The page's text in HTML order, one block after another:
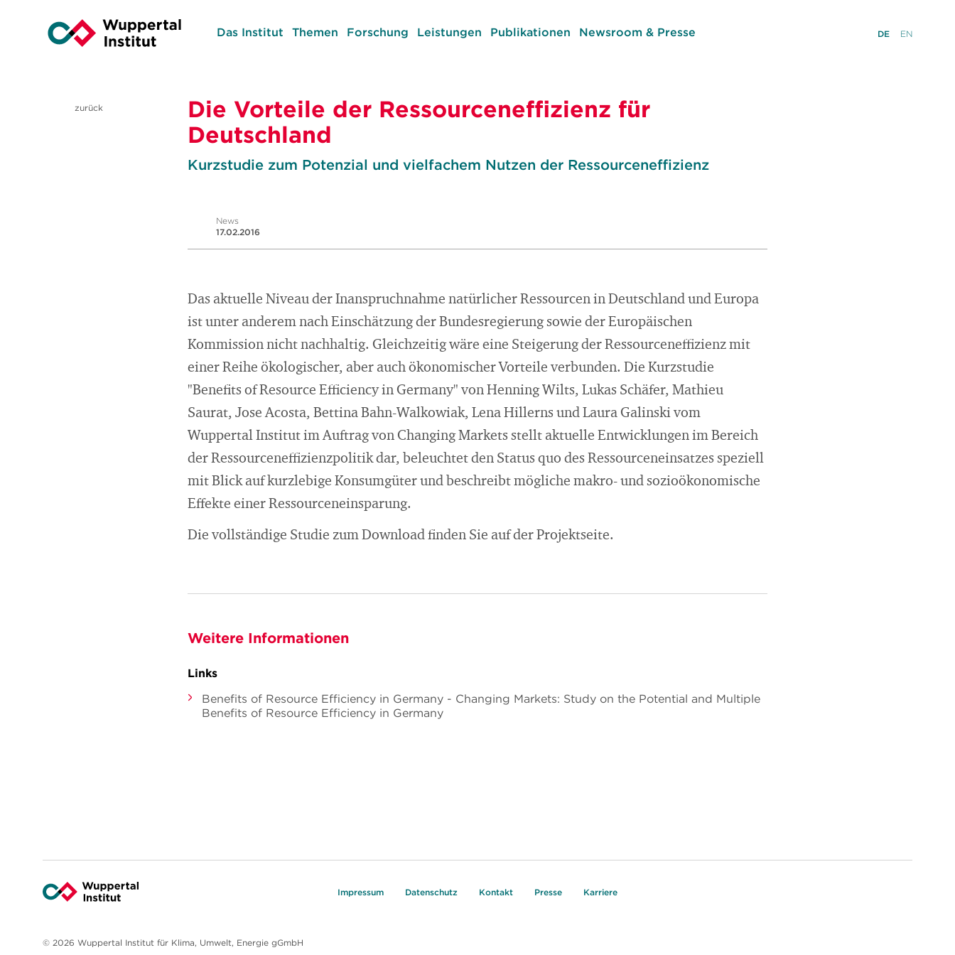
Das Institut Themen Forschung Leistungen Publikationen Newsroom & Presse DE EN
zurück
Die Vorteile der Ressourceneffizienz für
Deutschland
Kurzstudie zum Potenzial und vielfachem Nutzen der Ressourceneffizienz
News
17.02.2016
Das aktuelle Niveau der Inanspruchnahme natürlicher Ressourcen in Deutschland und Europa
ist unter anderem nach Einschätzung der Bundesregierung sowie der Europäischen
Kommission nicht nachhaltig. Gleichzeitig wäre eine Steigerung der Ressourceneffizienz mit
einer Reihe ökologischer, aber auch ökonomischer Vorteile verbunden. Die Kurzstudie
"Benefits of Resource Efficiency in Germany" von Henning Wilts, Lukas Schäfer, Mathieu
Saurat, Jose Acosta, Bettina Bahn-Walkowiak, Lena Hillerns und Laura Galinski vom
Wuppertal Institut im Auftrag von Changing Markets stellt aktuelle Entwicklungen im Bereich
der Ressourceneffizienzpolitik dar, beleuchtet den Status quo des Ressourceneinsatzes speziell
mit Blick auf kurzlebige Konsumgüter und beschreibt mögliche makro- und sozioökonomische
Effekte einer Ressourceneinsparung.
Die vollständige Studie zum Download finden Sie auf der Projektseite.
Weitere Informationen
Links
Benefits of Resource Efficiency in Germany - Changing Markets: Study on the Potential and Multiple
Benefits of Resource Efficiency in Germany
Impressum Datenschutz Kontakt Presse Karriere
© 2026 Wuppertal Institut für Klima, Umwelt, Energie gGmbH